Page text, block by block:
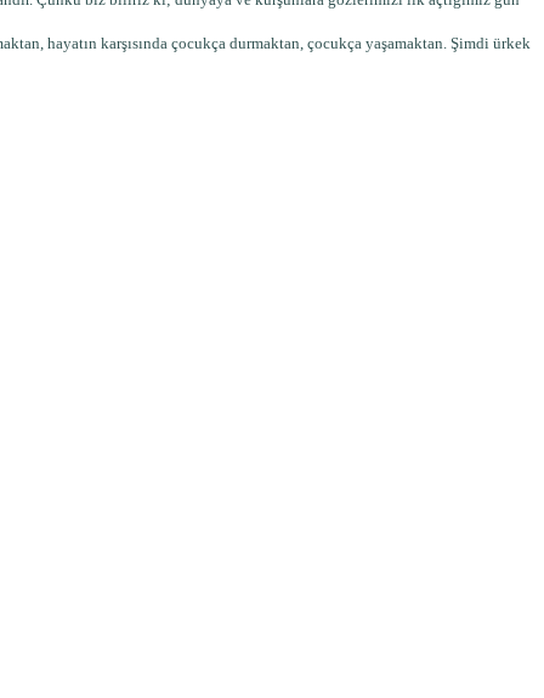
hayatın karşısında çocukça durmaktan, çocukça yaşamaktan. Şimdi ürkek